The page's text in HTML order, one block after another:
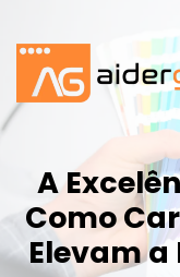
A
Como
Elevam